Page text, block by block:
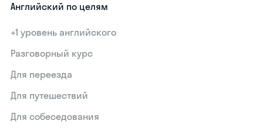
Английский по целям
+1 уровень английского
Разговорный курс
Для переезда
Для путешествий
Для собеседования